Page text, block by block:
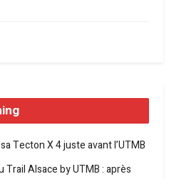
Tecton X 4 juste avant l’UTMB
Trail Alsace by UTMB : après